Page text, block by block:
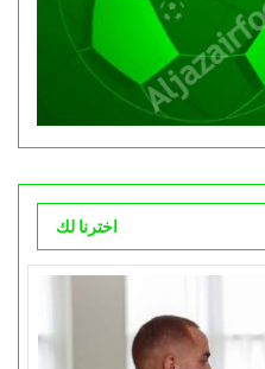
اخترنا لك